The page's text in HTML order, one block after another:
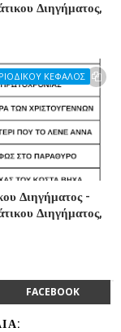
Διηγήματος,
ΚΕΦΑΛΟΣ
Διηγήματος -
Διηγήματος,
FACEBOOK